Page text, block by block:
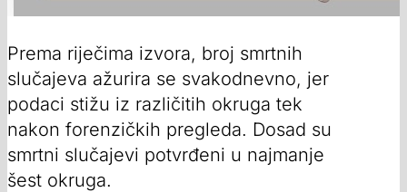
Prema riječima izvora, broj smrtnih
slučajeva ažurira se svakodnevno, jer
podaci stižu iz različitih okruga tek
nakon forenzičkih pregleda. Dosad su
smrtni slučajevi potvrđeni u najmanje
šest okruga.